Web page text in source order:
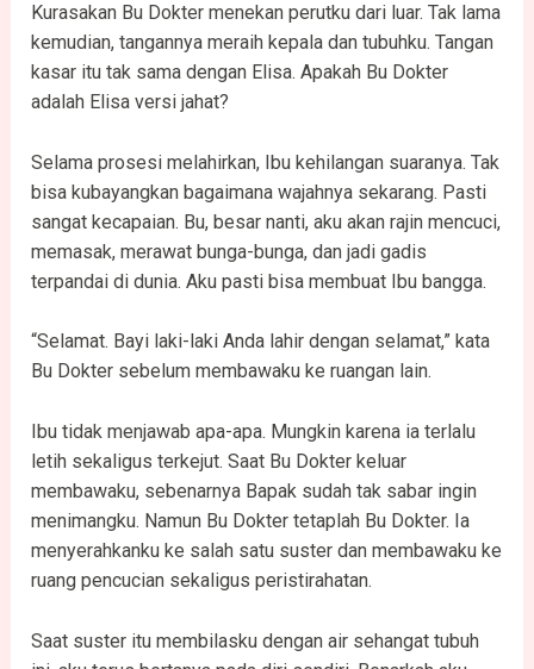
Kurasakan Bu Dokter menekan perutku dari luar. Tak lama
kemudian, tangannya meraih kepala dan tubuhku. Tangan
kasar itu tak sama dengan Elisa. Apakah Bu Dokter
adalah Elisa versi jahat?
Selama prosesi melahirkan, Ibu kehilangan suaranya. Tak
bisa kubayangkan bagaimana wajahnya sekarang. Pasti
sangat kecapaian. Bu, besar nanti, aku akan rajin mencuci,
memasak, merawat bunga-bunga, dan jadi gadis
terpandai di dunia. Aku pasti bisa membuat Ibu bangga.
“Selamat. Bayi laki-laki Anda lahir dengan selamat,” kata
Bu Dokter sebelum membawaku ke ruangan lain.
Ibu tidak menjawab apa-apa. Mungkin karena ia terlalu
letih sekaligus terkejut. Saat Bu Dokter keluar
membawaku, sebenarnya Bapak sudah tak sabar ingin
menimangku. Namun Bu Dokter tetaplah Bu Dokter. Ia
menyerahkanku ke salah satu suster dan membawaku ke
ruang pencucian sekaligus peristirahatan.
Saat suster itu membilasku dengan air sehangat tubuh